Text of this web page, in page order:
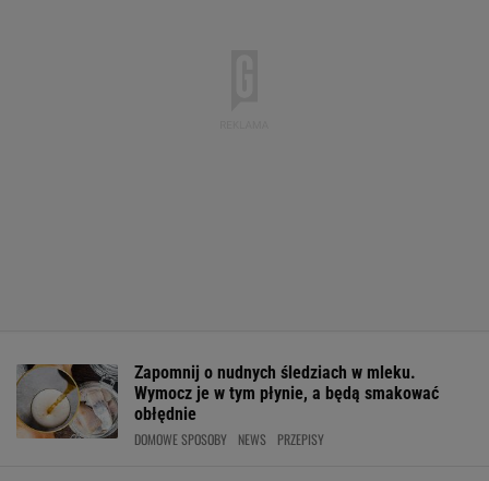
Zapomnij o nudnych śledziach w mleku.
Wymocz je w tym płynie, a będą smakować
obłędnie
DOMOWE SPOSOBY NEWS PRZEPISY